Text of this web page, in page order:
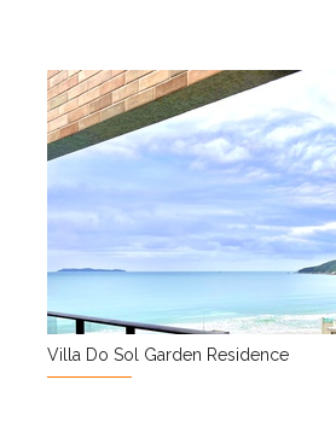
Villa Do Sol Garden Residence